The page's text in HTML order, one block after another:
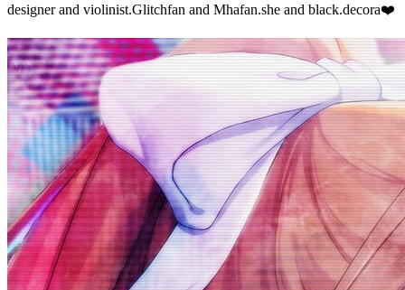
designer and violinist.Glitchfan and Mhafan.she and black.decora❤️